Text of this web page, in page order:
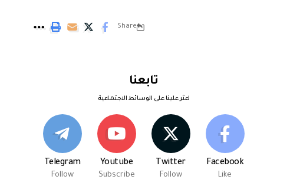
Share
تابعنا
اعثر علينا على الوسائط الاجتماعية
Facebook
Like
Twitter
Follow
Youtube
Subscribe
Telegram
Follow